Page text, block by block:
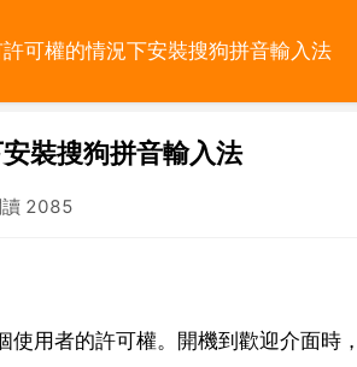
可權的情況下安裝搜狗拼音輸入法
裝搜狗拼音輸入法
2085
使用者的許可權。開機到歡迎介面